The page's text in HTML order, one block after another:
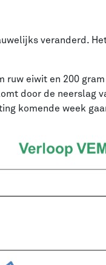
veranderd.
ruw eiwit en 200
door de neerslag
komende week